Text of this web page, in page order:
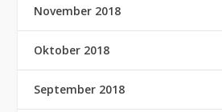
November 2018
Oktober 2018
September 2018